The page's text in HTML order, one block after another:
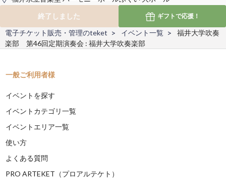
終了しました
ギフトで応援！
電子チケット販売・管理のteket イベント一覧
福井大学吹奏
楽部 第46回定期演奏会 : 福井大学吹奏楽部
一般ご利用者様
イベントを探す
イベントカテゴリ一覧
イベントエリア一覧
使い方
よくある質問
PRO ARTEKET（プロアルテケト）